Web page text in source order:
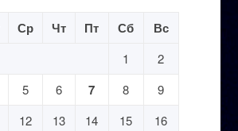
Ср Чт Пт Сб Вс
1
2
5 6 7 8
9
12 13 14 15
16